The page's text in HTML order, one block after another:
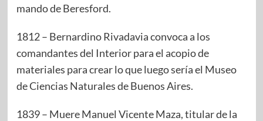
mando de Beresford.
1812 – Bernardino Rivadavia convoca a los
comandantes del Interior para el acopio de
materiales para crear lo que luego sería el Museo
de Ciencias Naturales de Buenos Aires.
1839 – Muere Manuel Vicente Maza, titular de la